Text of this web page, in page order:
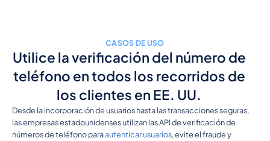
CASOS DE USO
Utilice la verificación del número de
teléfono en todos los recorridos de
los clientes en EE. UU.
Desde la incorporación de usuarios hasta las transacciones seguras,
las empresas estadounidenses utilizan las API de verificación de
números de teléfono paraautenticar usuarios, evite el fraude y